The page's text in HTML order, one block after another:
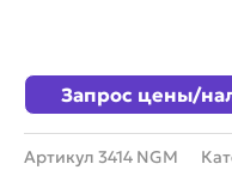
Запрос цены/
Артикул 3414 NGM